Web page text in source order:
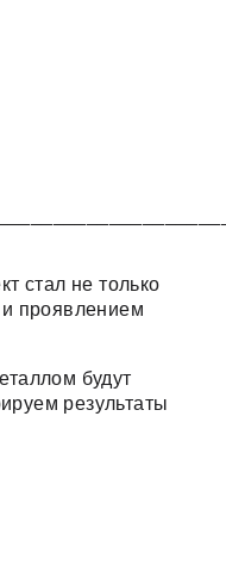
стал не только
проявлением
будут
результаты